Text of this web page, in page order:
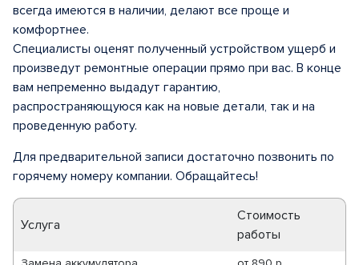
всегда имеются в наличии, делают все проще и
комфортнее.
Специалисты оценят полученный устройством ущерб и
произведут ремонтные операции прямо при вас. В конце
вам непременно выдадут гарантию,
распространяющуюся как на новые детали, так и на
проведенную работу.
Для предварительной записи достаточно позвонить по
горячему номеру компании. Обращайтесь!
Услуга
Стоимость
работы